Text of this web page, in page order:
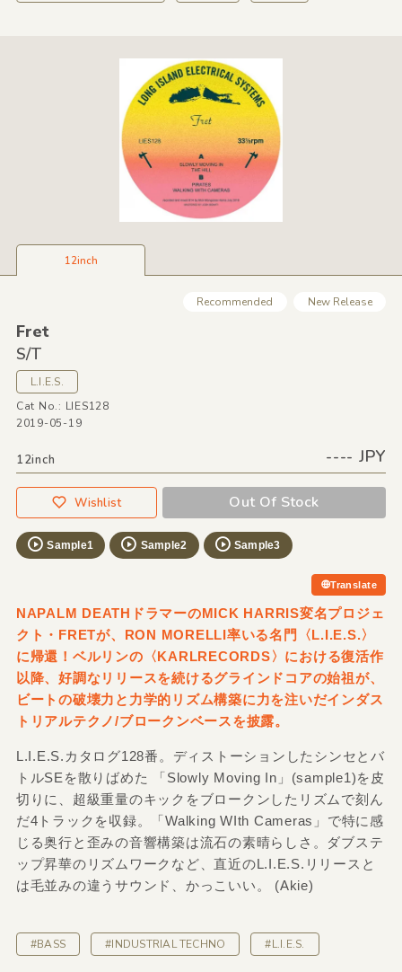
12inch
Recommended New Release
Fret
S/T
L.I.E.S.
Cat No.: LIES128
2019-05-19
12inch ---- JPY
Wishlist Out Of Stock
Sample1 Sample2 Sample3
Translate
NAPALM DEATHドラマーのMICK HARRIS変名プロジェ
クト・FRETが、RON MORELLI率いる名門〈L.I.E.S.〉
に帰還！ベルリンの〈KARLRECORDS〉における復活作
以降、好調なリリースを続けるグラインドコアの始祖が、
ビートの破壊力と力学的リズム構築に力を注いだインダス
トリアルテクノ/ブロークンベースを披露。
L.I.E.S.カタログ128番。ディストーションしたシンセとバ
トルSEを散りばめた 「Slowly Moving In」(sample1)を皮
切りに、超級重量のキックをブロークンしたリズムで刻ん
だ4トラックを収録。「Walking WIth Cameras」で特に感
じる奥行と歪みの音響構築は流石の素晴らしさ。ダブステ
ップ昇華のリズムワークなど、直近のL.I.E.S.リリースと
は毛並みの違うサウンド、かっこいい。 (Akie)
#BASS #INDUSTRIAL TECHNO #L.I.E.S.